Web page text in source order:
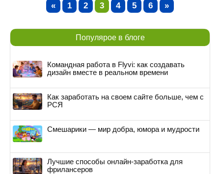
« 1 2 3 4 5 6 »
Популярое в блоге
Командная работа в Flyvi: как создавать
дизайн вместе в реальном времени
Как заработать на своем сайте больше, чем с
РСЯ
Смешарики — мир добра, юмора и мудрости
Лучшие способы онлайн-заработка для
фрилансеров